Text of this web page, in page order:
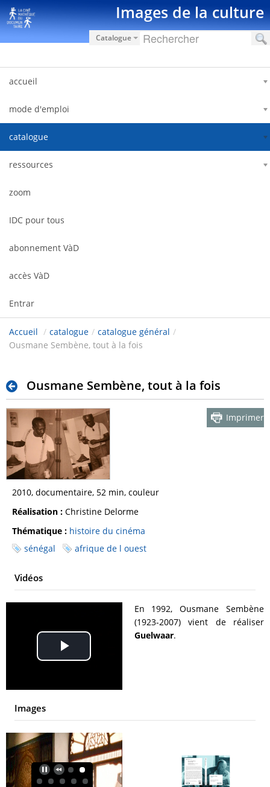
Pular para o conteúdo Images de la culture
Catalogue
accueil
mode d'emploi
catalogue
ressources
zoom
IDC pour tous
abonnement VàD
accès VàD
Entrar
Accueil / catalogue / catalogue général /
Ousmane Sembène, tout à la fois
Ousmane Sembène, tout à la fois
Imprimer
2010, documentaire, 52 min, couleur
Réalisation : Christine Delorme
Thématique : histoire du cinéma
sénégal
afrique de l ouest
Vidéos
Play
Video
En 1992, Ousmane Sembène
(1923-2007) vient de réaliser
Guelwaar.
Images